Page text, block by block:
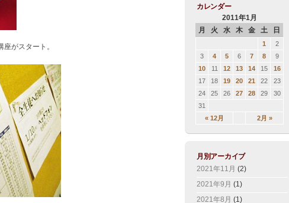
がスタート。
カレンダー
2011年1月
月
火 水 木 金 土 日
« 12月 2月 »
1
2
3
4 5 6 7 8
9
10
11 12 13 14 15
16
17
18 19 20 21 22
23
24
25 26 27 28 29
30
31
月別アーカイブ
2021年11月 (2)
2021年9月 (1)
2021年8月 (1)